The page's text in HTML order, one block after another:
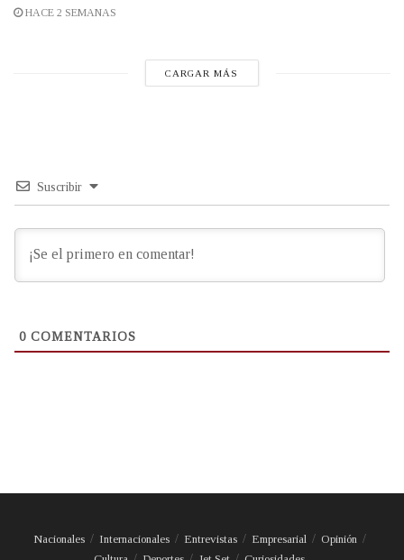
HACE 2 SEMANAS
CARGAR MÁS
Suscribir
0 COMENTARIOS
Nacionales Internacionales Entrevistas Empresarial
Opinión